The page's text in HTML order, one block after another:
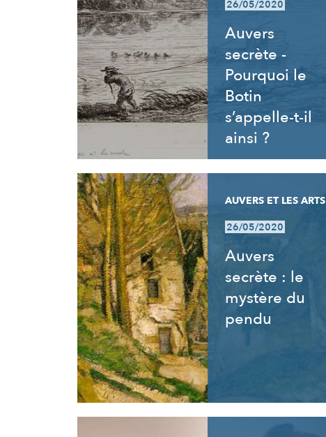
26/05/2020
Auvers
secrète -
Pourquoi le
Botin
s’appelle-t-il
ainsi ?
AUVERS ET LES ARTS
26/05/2020
Auvers
secrète : le
mystère du
pendu